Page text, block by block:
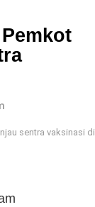
sentra vaksinasi